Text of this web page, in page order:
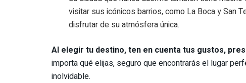
visitar sus icónicos barrios, como La Boca y San
disfrutar de su atmósfera única.
Al elegir tu destino, ten en cuenta tus gustos,
importa qué elijas, seguro que encontrarás el lugar
inolvidable.